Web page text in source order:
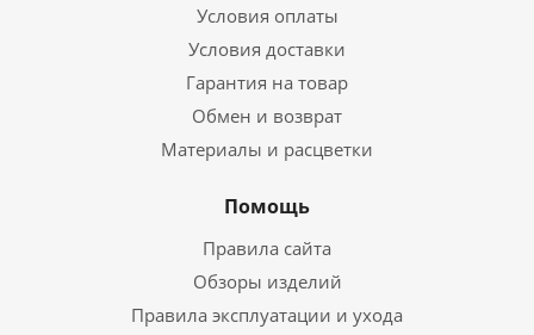
Условия оплаты
Условия доставки
Гарантия на товар
Обмен и возврат
Материалы и расцветки
Помощь
Правила сайта
Обзоры изделий
Правила эксплуатации и ухода